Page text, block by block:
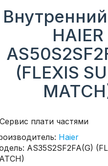
HAIER
(FLEXIS
Haier
AS35S2SF2FA(G)